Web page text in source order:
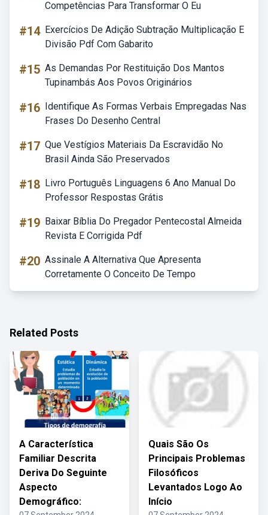
Competências Para Transformar O Eu
#14 Exercícios De Adição Subtração Multiplicação E
Divisão Pdf Com Gabarito
#15 As Demandas Por Restituição Dos Mantos
Tupinambás Aos Povos Originários
#16 Identifique As Formas Verbais Empregadas Nas
Frases Do Desenho Central
#17 Que Vestígios Materiais Da Escravidão No
Brasil Ainda São Preservados
#18 Livro Português Linguagens 6 Ano Manual Do
Professor Respostas Grátis
#19 Baixar Bíblia Do Pregador Pentecostal Almeida
Revista E Corrigida Pdf
#20 Assinale A Alternativa Que Apresenta
Corretamente O Conceito De Tempo
Related Posts
A Característica
Familiar Descrita
Deriva Do Seguinte
Aspecto
Demográfico:
Quais São Os
Principais Problemas
Filosóficos
Levantados Logo Ao
Início